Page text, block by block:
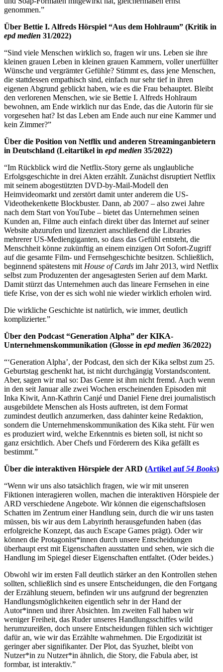
genommen.”
Über Bettie I. Alfreds Hörspiel “Aus dem Hohlraum” (Kritik in
epd medien 31/2022)
“Sind viele Menschen wirklich so, fragen wir uns. Leben sie ihre
kleinen grauen Leben in kleinen grauen Kammern, voller unerfüllter
Wünsche und vergrämter Gefühle? Stimmt es, dass jene Menschen,
die stattdessen empathisch sind, einfach nur sehr tief in ihren
eigenen Abgrund geblickt haben, wie es die Frau behauptet. Bleibt
den verlorenen Menschen, wie sie Bettie I. Alfreds Hohlraum
bewohnen, am Ende wirklich nur das Ende, das die Autorin für sie
vorgesehen hat? Ist das Leben am Ende auch nur eine Kammer und
kein Zimmer?”
Über die Position von Netflix und anderen Streaminganbietern
in Deutschland (Leitartikel in epd medien 35/2022)
“Im Rückblick wird die Netflix-Story gerne als unglaubliche
Erfolgsgeschichte in drei Akten erzählt. Zunächst disruptiert Netflix
mit seinem abogestützten DVD-by-Mail-Modell den
Heimvideomarkt und zerstört damit unter anderem die US-
Videothekenkette Blockbuster. Dann, ab 2007 – also zwei Jahre
nach dem Start von YouTube – bietet das Unternehmen seinen
Kunden an, Filme auch einfach direkt über das Internet auf seiner
Website abzurufen und lizenziert anschließend die Libraries
mehrerer US-Mediengiganten, so dass das Gefühl entsteht, die
Menschheit könne zukünftig an einem einzigen Ort Sofort-Zugriff
auf die gesamte Film- und Fernsehgeschichte besitzen. Schließlich,
beginnend spätestens mit House of Cards im Jahr 2013, wird Netflix
selbst zum Produzenten der angesagtesten Serien auf dem Markt.
Damit stürzt das Unternehmen auch das lineare Fernsehen in eine
tiefe Krise, von der es sich wohl nie wieder wirklich erholen wird.
Die wirkliche Geschichte ist natürlich, wie immer, deutlich
komplizierter.”
Über den Podcast “Generation Alpha” der KIKA-
Unternehmenskommunikation (Glosse in epd medien 36/2022)
“‘Generation Alpha’, der Podcast, den sich der Kika selbst zum 25.
Geburtstag geschenkt hat, ist nicht durchgängig Vorstandscontent.
Aber, sagen wir mal so: Das Genre ist ihm nicht fremd. Auch wenn
in den seit Januar alle zwei Wochen erscheinenden Episoden mit
Inka Kiwit, Ann-Kathrin Canjé und Daniel Fiene drei journalistisch
ausgebildete Menschen als Hosts auftreten, ist dem Format
zumindest deutlich anzumerken, dass dahinter keine Redaktion,
sondern die Unternehmenskommunikation des Kika steht. Für wen
es produziert wird, welche Erkenntnis es bieten soll, ist nicht so
ganz ersichtlich. Aber Chefs und Förderern des Kika gefällt es
bestimmt.”
Über die interaktiven Hörspiele der ARD (Artikel auf54 Books)
“Wenn wir uns also tatsächlich fragen, wie wir mit unseren
Fiktionen interagieren wollen, machen die interaktiven Hörspiele der
ARD verschiedene Angebote. Wir können die eigenschaftslosen
Schatten im Zentrum einer Handlung sein, durch die wir uns tasten
müssen, bis wir aus dem Labyrinth herausgefunden haben (das
erfolgreiche Konzept, das auch Escape Games prägt). Oder wir
können die Protagonist*innen durch unsere Entscheidungen
überhaupt erst mit Eigenschaften ausstatten und sehen, wie sich die
Handlung im Spiegel dieser Eigenschaften entfaltet. (Oder beides.)
Obwohl wir im ersten Fall deutlich stärker an den Kontrollen stehen
sollten, schließlich sind es unsere Entscheidungen, die den Fortgang
der Erzählung steuern, befinden wir uns aufgrund der begrenzten
Handlungsmöglichkeiten eigentlich sehr in der Hand der
Autor*innen und ihrer Absichten. Im zweiten Fall haben wir
weniger Freiheit, das Ruder unseres Handlungsschiffes wild
herumzureißen, doch unsere Entscheidungen fühlen sich wichtiger
dafür an, wie wir das Erzählte wahrnehmen. Die Ergodizität ist
geringer aber signifikanter. Der Plot, das Syuzhet, bleibt von
Nutzer*in zu Nutzer*in ähnlich, die Story, die Fabula aber, ist
formbar, ist interaktiv.”